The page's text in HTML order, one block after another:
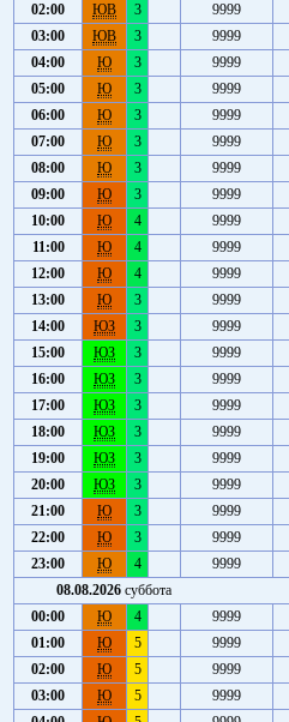
02:00
ЮВ 3 9999
03:00
ЮВ 3 9999
04:00
Ю 3 9999
05:00
Ю 3 9999
06:00
Ю 3 9999
07:00
Ю 3 9999
08:00
Ю 3 9999
09:00
Ю 3 9999
10:00
Ю 4 9999
11:00
Ю 4 9999
12:00
Ю 4 9999
13:00
Ю 3 9999
14:00
ЮЗ 3 9999
15:00
ЮЗ 3 9999
16:00
ЮЗ 3 9999
17:00
ЮЗ 3 9999
18:00
ЮЗ 3 9999
19:00
ЮЗ 3 9999
20:00
ЮЗ 3 9999
21:00
Ю 3 9999
22:00
Ю 3 9999
23:00
Ю 4 9999
08.08.2026 суббота
00:00
Ю 4 9999
01:00
Ю 5 9999
02:00
Ю 5 9999
03:00
Ю 5 9999